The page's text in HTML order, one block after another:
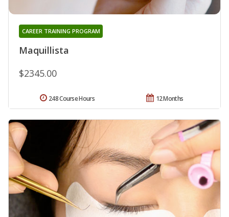
Maquillista
CAREER TRAINING PROGRAM
$2345.00
12 Months
248 Course Hours